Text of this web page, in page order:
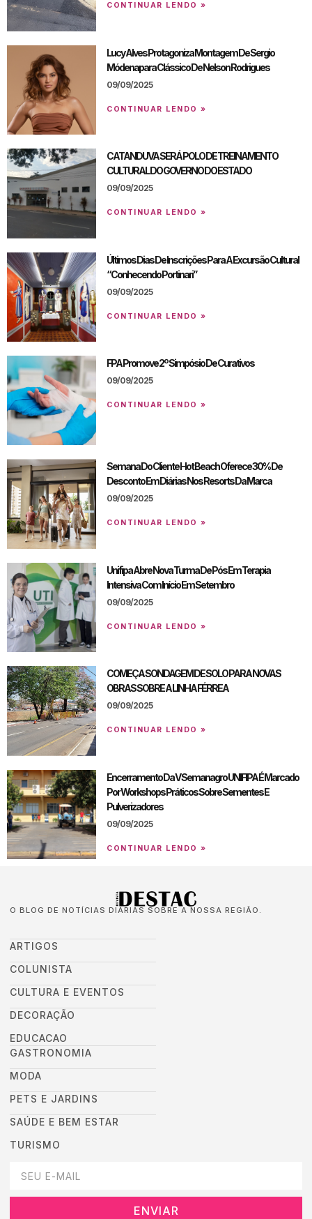
CONTINUAR LENDO »
Lucy Alves Protagoniza Montagem De Sergio
Módenapara Clássico De Nelson Rodrigues
09/09/2025
CONTINUAR LENDO »
CATANDUVA SERÁ POLO DE TREINAMENTO
CULTURAL DO GOVERNO DO ESTADO
09/09/2025
CONTINUAR LENDO »
Últimos Dias De Inscrições Para A Excursão Cultural
“Conhecendo Portinari”
09/09/2025
CONTINUAR LENDO »
FPA Promove 2º Simpósio De Curativos
09/09/2025
CONTINUAR LENDO »
Semana Do Cliente Hot Beach Oferece 30% De
Desconto Em Diárias Nos Resorts Da Marca
09/09/2025
CONTINUAR LENDO »
Unifipa Abre Nova Turma De Pós Em Terapia
Intensiva Com Início Em Setembro
09/09/2025
CONTINUAR LENDO »
COMEÇA SONDAGEM DE SOLO PARA NOVAS
OBRAS SOBRE A LINHA FÉRREA
09/09/2025
CONTINUAR LENDO »
Encerramento Da V Semanagro UNIFIPA É Marcado
Por Workshops Práticos Sobre Sementes E
Pulverizadores
09/09/2025
CONTINUAR LENDO »
O BLOG DE NOTÍCIAS DIÁRIAS SOBRE A NOSSA REGIÃO.
ARTIGOS
COLUNISTA
CULTURA E EVENTOS
DECORAÇÃO
EDUCACAO
GASTRONOMIA
MODA
PETS E JARDINS
SAÚDE E BEM ESTAR
TURISMO
ENVIAR